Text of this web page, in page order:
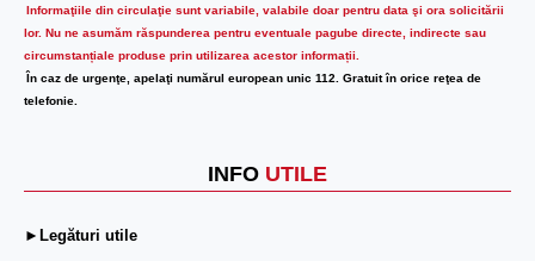
Informaţiile din circulaţie sunt variabile, valabile doar pentru data şi ora solicitării
lor. Nu ne asumăm răspunderea pentru eventuale pagube directe, indirecte sau
circumstanțiale produse prin utilizarea acestor informații.
În caz de urgenţe, apelaţi numărul european unic 112. Gratuit în orice reţea de
telefonie.
INFO UTILE
►Legături utile